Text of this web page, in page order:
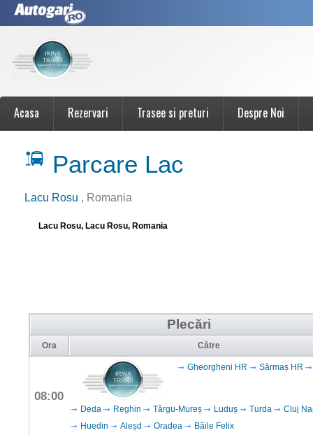
Acasa Rezervari Trasee si preturi Despre Noi
Parcare Lac
Lacu Rosu , Romania
Lacu Rosu, Lacu Rosu, Romania
Plecări
Ora Către
08:00
Gheorgheni HR Sărmaș HR
Deda Reghin Târgu-Mureș Luduș Turda
Cluj
Huedin
Aleșd Oradea Băile Felix